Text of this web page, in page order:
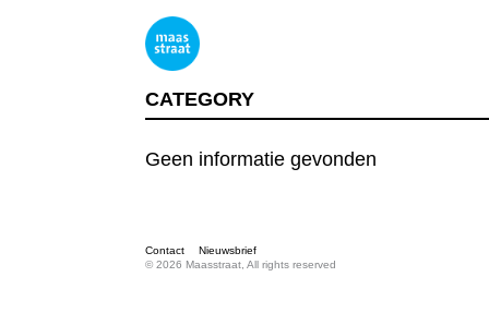
CATEGORY
Geen informatie gevonden
Contact
Nieuwsbrief
© 2026 Maasstraat, All rights reserved